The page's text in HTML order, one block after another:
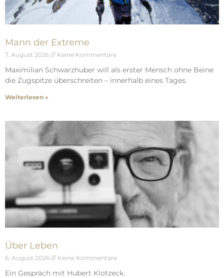
Mann der Extreme
7. August 2026 Keine Kommentare
Maximilian Schwarzhuber will als erster Mensch ohne Beine
die Zugspitze überschreiten – innerhalb eines Tages.
Weiterlesen »
Über Leben
6. August 2026 Keine Kommentare
Ein Gespräch mit Hubert Klotzeck.